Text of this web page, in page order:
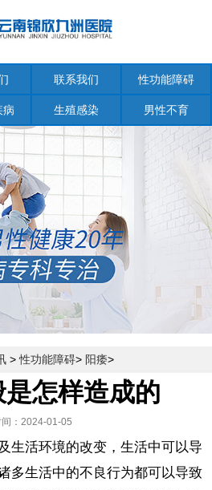
联系我们 性功能障碍
病 生殖感染 男性不育
>性功能障碍> 阳痿>
是怎样造成的
间：2024-01-05
生活环境的改变，生活中可以导
多生活中的不良行为都可以导致